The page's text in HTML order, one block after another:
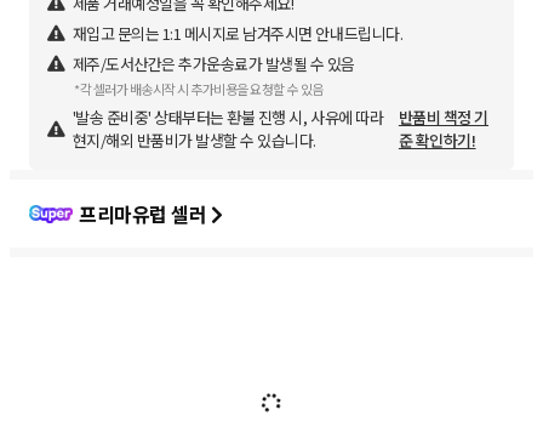
재입고 문의는 1:1 메시지로 남겨주시면 안내드립니다.
제주/도서산간은 추가운송료가 발생될 수 있음
*각 셀러가 배송시작 시 추가비용을 요청할 수 있음
'발송 준비중' 상태부터는 환불 진행 시, 사유에 따라
현지/해외 반품비가 발생할 수 있습니다.
반품비 책정 기
준 확인하기!
프리마유럽 셀러